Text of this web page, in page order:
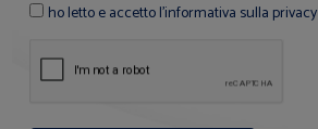
ho letto e accetto l'informativa sulla privacy